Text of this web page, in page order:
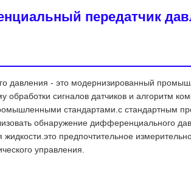
передатчик
давления - это модернизированный
сигналов датчиков и алгоритм
стандартами.с стандартным
обнаружение дифференциального
предпочтительное
управления.